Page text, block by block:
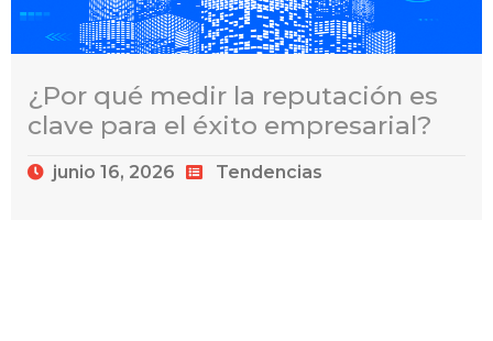
¿Por qué medir la reputación es
clave para el éxito empresarial?
junio 16, 2026 Tendencias